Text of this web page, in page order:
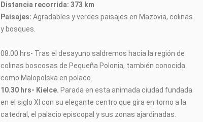
Distancia recorrida: 373 km
Paisajes: Agradables y verdes paisajes en Mazovia, colinas
y bosques.
08.00 hrs- Tras el desayuno saldremos hacia la región de
colinas boscosas de Pequeña Polonia, también conocida
como Malopolska en polaco.
10.30 hrs- Kielce. Parada en esta animada ciudad fundada
en el siglo XI con su elegante centro que gira en torno a la
catedral, el palacio episcopal y sus zonas ajardinadas.